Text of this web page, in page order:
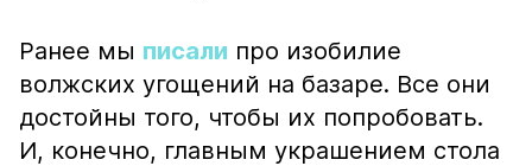
Ранее мы писали про изобилие
волжских угощений на базаре. Все они
достойны того, чтобы их попробовать.
И, конечно, главным украшением стола